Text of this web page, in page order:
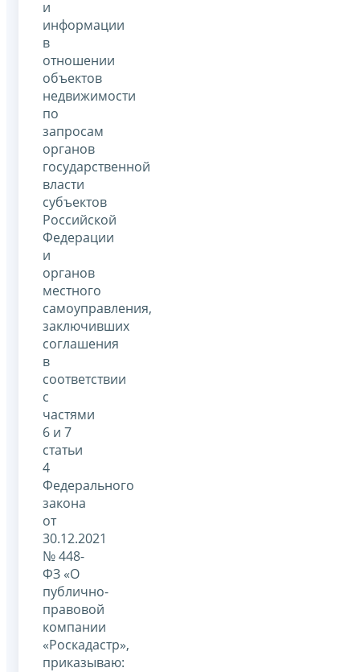
и
информации
в
отношении
объектов
недвижимости
по
запросам
органов
государственной
власти
субъектов
Российской
Федерации
и
органов
местного
самоуправления,
заключивших
соглашения
в
соответствии
с
частями
6 и 7
статьи
4
Федерального
закона
от
30.12.2021
№ 448-
ФЗ «О
публично-
правовой
компании
«Роскадастр»,
приказываю: